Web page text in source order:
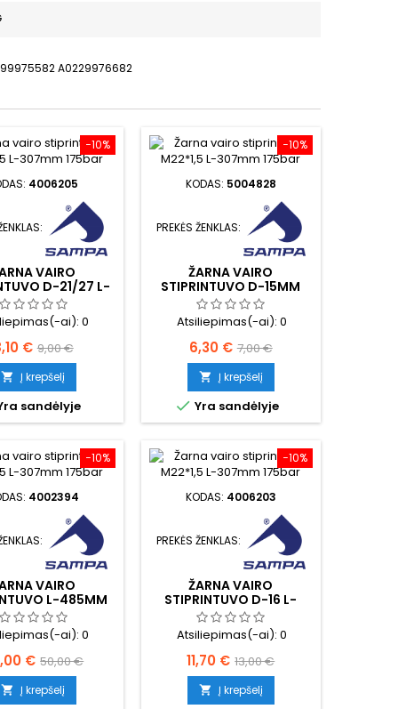
A0229976682
−10%
4006205
VAIRO
D-21/27 L-
215MM
ai):0
€ Bazinė
kaina
9,00 €
 Į krepšelį
sandėlyje
−10%
KODAS: 5004828
PREKĖS ŽENKLAS:
ŽARNA VAIRO
STIPRINTUVO D-15MM
Atsiliepimas(-ai): 0
Kaina
6,30 € Bazinė
kaina
7,00 €
 Į krepšelį
 Yra sandėlyje
−10%
4002394
VAIRO
L-485MM
ai):0
€ Bazinė
kaina
50,00 €
 Į krepšelį
−10%
KODAS: 4006203
PREKĖS ŽENKLAS:
ŽARNA VAIRO
STIPRINTUVO D-16 L-
250MM
Atsiliepimas(-ai): 0
Kaina
11,70 € Bazinė
kaina
13,00 €
 Į krepšelį